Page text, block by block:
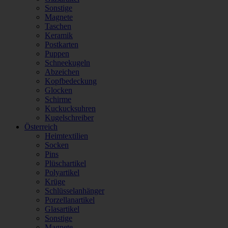
Sonstige
Magnete
Taschen
Keramik
Postkarten
Puppen
Schneekugeln
Abzeichen
Kopfbedeckung
Glocken
Schirme
Kuckucksuhren
Kugelschreiber
Österreich
Heimtextilien
Socken
Pins
Plüschartikel
Polyartikel
Krüge
Schlüsselanhänger
Porzellanartikel
Glasartikel
Sonstige